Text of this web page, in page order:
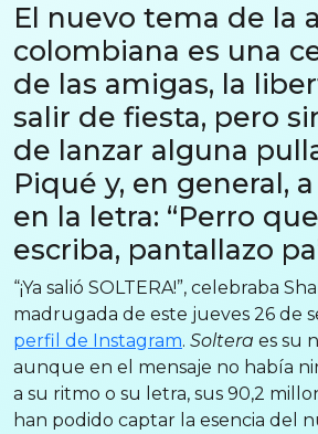
El nuevo tema de la
colombiana es una
de las amigas, la
salir de fiesta, pero
de lanzar alguna
Piqué y, en general,
en la letra: “Perro
escriba, pantallazo
“¡Ya salió SOLTERA!”, celebraba
madrugada de este jueves 26 de
perfil de Instagram. Soltera es su
aunque en el mensaje no había
a su ritmo o su letra, sus 90,2
han podido captar la esencia del